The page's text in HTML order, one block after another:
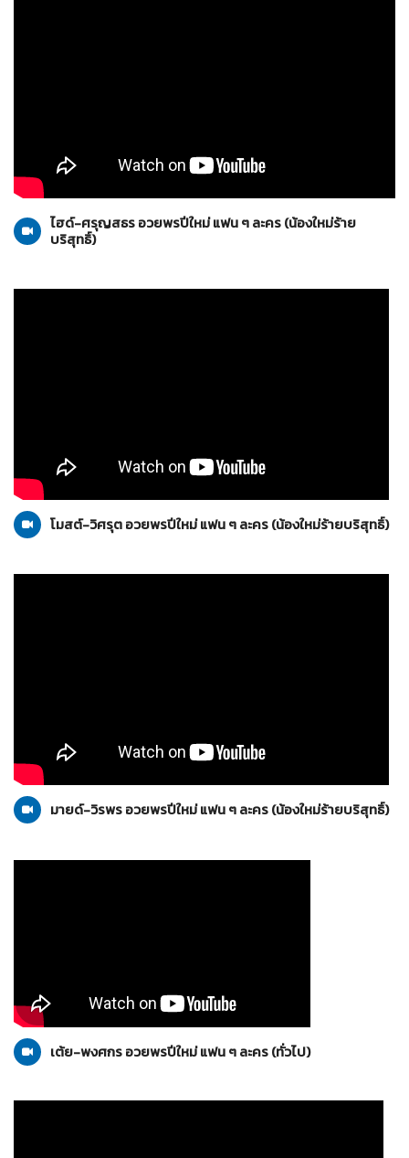
10-01-2559
ไฮด์-ศรุญสธร อวยพรปีใหม่ แฟน ๆ ละคร (น้องใหม่ร้าย
บริสุทธิ์)
10-01-2559
โมสต์-วิศรุต อวยพรปีใหม่ แฟน ๆ ละคร (น้องใหม่ร้ายบริสุทธิ์)
10-01-2559
มายด์-วิรพร อวยพรปีใหม่ แฟน ๆ ละคร (น้องใหม่ร้ายบริสุทธิ์)
10-01-2559
ทั่วไป
เต้ย-พงศกร อวยพรปีใหม่ แฟน ๆ ละคร (ทั่วไป)